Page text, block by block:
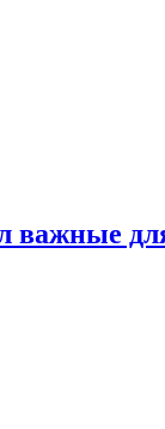
важные